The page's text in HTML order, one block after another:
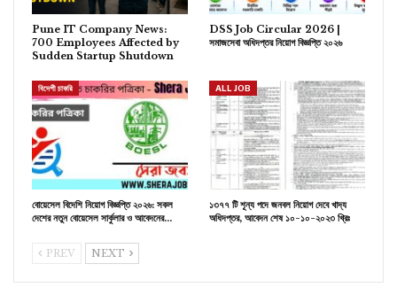
Pune IT Company News:
700 Employees Affected by
Sudden Startup Shutdown
DSS Job Circular 2026 |
সমাজসেবা অধিদপ্তর নিয়োগ বিজ্ঞপ্তি ২০২৬
বিদেশী চাকরি
বোয়েসেল বিদেশি নিয়োগ বিজ্ঞপ্তি ২০২৬: সকল
দেশের নতুন বোয়েসেল সার্কুলার ও আবেদনের…
ALL JOB
১৩৭৭ টি শূন্য পদে জনবল নিয়োগ দেবে খাদ্য
অধিদপ্তর, আবেদন শেষ ১০-১০-২০২৩ খ্রিঃ
PREV NEXT